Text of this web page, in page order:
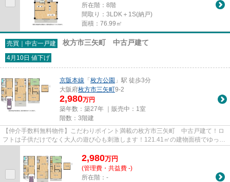
所在階：8階
間取り：3LDK＋1S(納戸)
面積：76.99㎡
売買｜中古一戸建 枚方市三矢町 中古戸建て
4月10日 値下げ
京阪本線 「 枚方公園 」駅 徒歩3分
大阪府枚方市三矢町9-2
2,980万円
築年数：築27年 ｜販売中： 1室
階数：3階建
【仲介手数料無料物件】こだわりポイント満載の枚方市三矢町 中古戸建て！ロ
フトは子供だけでなく大人の遊び心も刺激します！121.41㎡の建物面積でゆった
2,980万円
(管理費・共益費 -)
所在階：-